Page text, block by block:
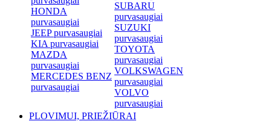
HONDA
purvasaugiai
JEEP purvasaugiai
KIA purvasaugiai
MAZDA
purvasaugiai
MERCEDES BENZ
purvasaugiai
SUBARU
purvasaugiai
SUZUKI
purvasaugiai
TOYOTA
purvasaugiai
VOLKSWAGEN
purvasaugiai
VOLVO
purvasaugiai
PLOVIMUI, PRIEŽIŪRAI